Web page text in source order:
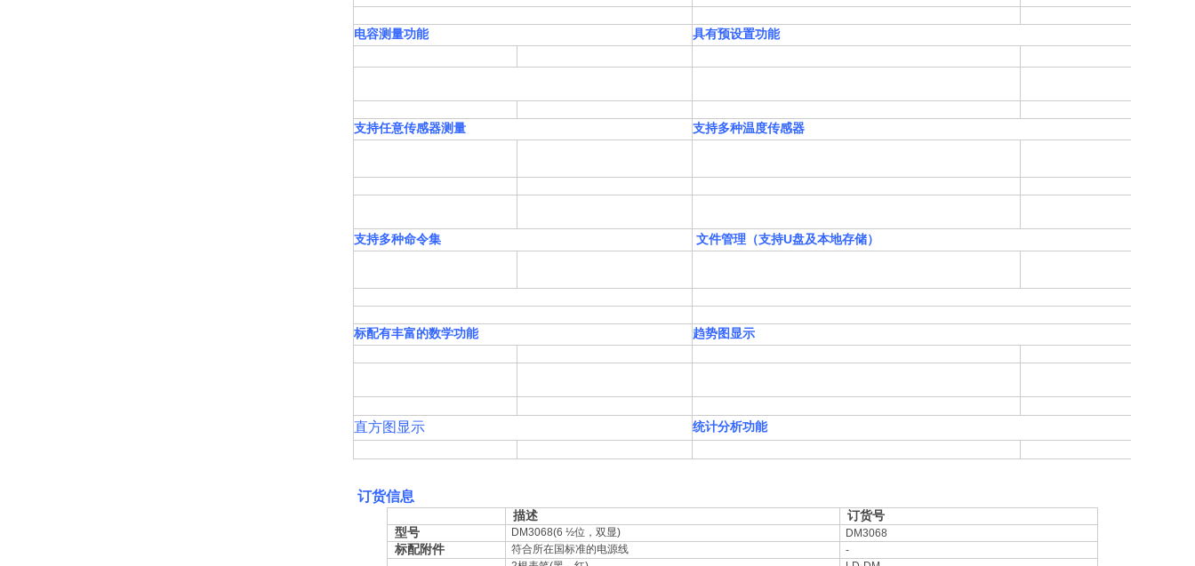
电容测量功能 具有预设置功能
支持任意传感器测量 支持多种温度传感器
支持多种命令集 文件管理（支持U盘及本地存储）
标配有丰富的数学功能 趋势图显示
直方图显示 统计分析功能
订货信息
描述
订货号
型号
DM3068(6 ½位，双显) DM3068
标配附件 符合所在国标准的电源线
-